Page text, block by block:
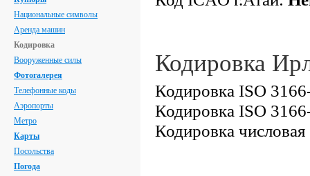
Национальные символы
Аренда машин
Кодировка
Вооруженные силы
Фотогалерея
Телефонные коды
Аэропорты
Метро
Карты
Посольства
Погода
Кодировка
Кодировка ISO
Кодировка ISO
Кодировка